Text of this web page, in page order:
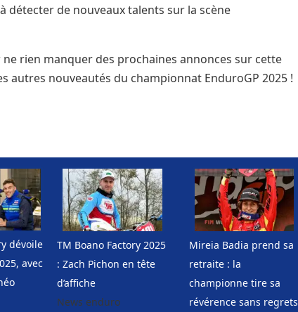
de nouveaux talents sur la scène
rien manquer des prochaines annonces sur cette
autres nouveautés du championnat EnduroGP 2025 !
dévoile
avec
TM Boano Factory 2025
: Zach Pichon en tête
d’affiche
News enduro
Mireia Badia prend sa
retraite : la
championne tire sa
révérence sans regrets